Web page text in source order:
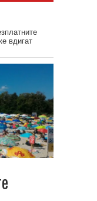
вдигат